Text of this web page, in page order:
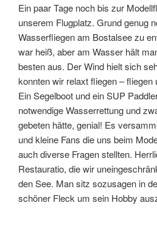
Ein paar Tage noch bis zur
unserem Flugplatz. Grund genug
Wasserfliegen am Bostalsee zu
war heiß, aber am Wasser hält
besten aus. Der Wind hielt sich
konnten wir relaxt fliegen – fliegen
Ein Segelboot und ein SUP
notwendige Wasserrettung und
gebeten hätte, genial! Es
und kleine Fans die uns beim
auch diverse Fragen stellten.
Restauratio, die wir
den See. Man sitz sozusagen in
schöner Fleck um sein Hobby